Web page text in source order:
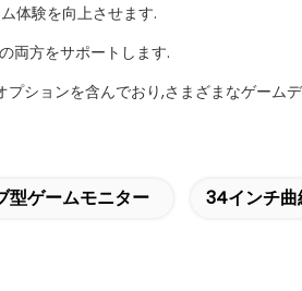
体験を向上させます.
両方をサポートします.
ションを含んでおり,さまざまなゲーム
型ゲームモニター 34インチ